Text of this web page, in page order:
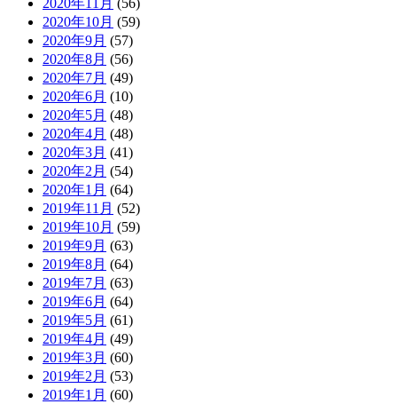
2020年11月 (56)
2020年10月 (59)
2020年9月 (57)
2020年8月 (56)
2020年7月 (49)
2020年6月 (10)
2020年5月 (48)
2020年4月 (48)
2020年3月 (41)
2020年2月 (54)
2020年1月 (64)
2019年11月 (52)
2019年10月 (59)
2019年9月 (63)
2019年8月 (64)
2019年7月 (63)
2019年6月 (64)
2019年5月 (61)
2019年4月 (49)
2019年3月 (60)
2019年2月 (53)
2019年1月 (60)